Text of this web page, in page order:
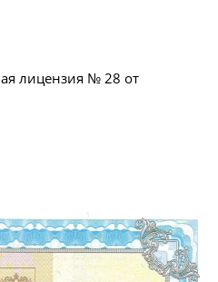
лицензия № 28 от